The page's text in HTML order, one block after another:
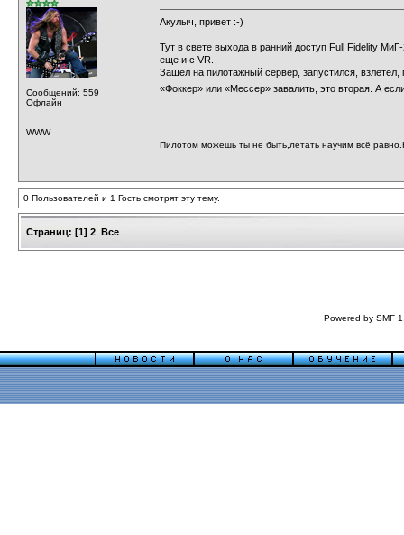
Сообщений: 559
Офлайн
WWW
Акулыч, привет :-)
Тут в свете выхода в ранний доступ Full Fidelity
еще и с VR.
Зашел на пилотажный сервер, запустился,
«Фоккер» или «Мессер» завалить, это вторая. А
Пилотом можешь ты не быть,летать научим всё
0 Пользователей и 1 Гость смотрят эту тему.
Страниц: [1] 2 Все
Powered by SMF